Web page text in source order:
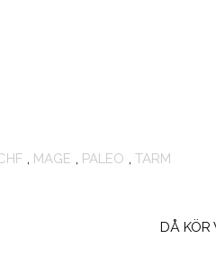
, MAGE , PALEO , TARM
DÅ KÖR